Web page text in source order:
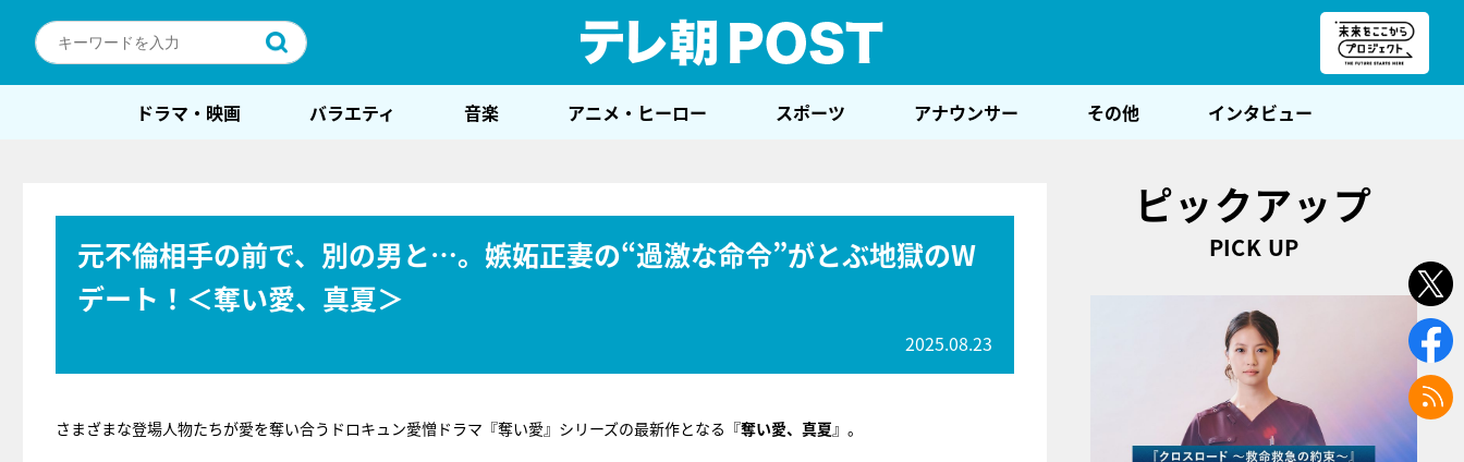
ドラマ・映画 バラエティ 音楽 アニメ・ヒーロー スポーツ アナウンサー その他 インタビュー
元不倫相手の前で、別の男と…。嫉妬正妻の“過激な命令”がとぶ地獄のW
デート！＜奪い愛、真夏＞
2025.08.23
さまざまな登場人物たちが愛を奪い合うドロキュン愛憎ドラマ『奪い愛』シリーズの最新作となる『奪い愛、真夏』。
ピックアップ
PICK UP